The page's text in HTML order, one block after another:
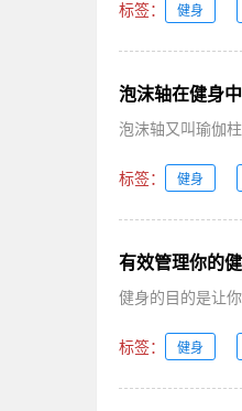
标签： 健身
泡沫轴在健身
泡沫轴又叫瑜伽
标签： 健身
有效管理你的
健身的目的是让
标签： 健身